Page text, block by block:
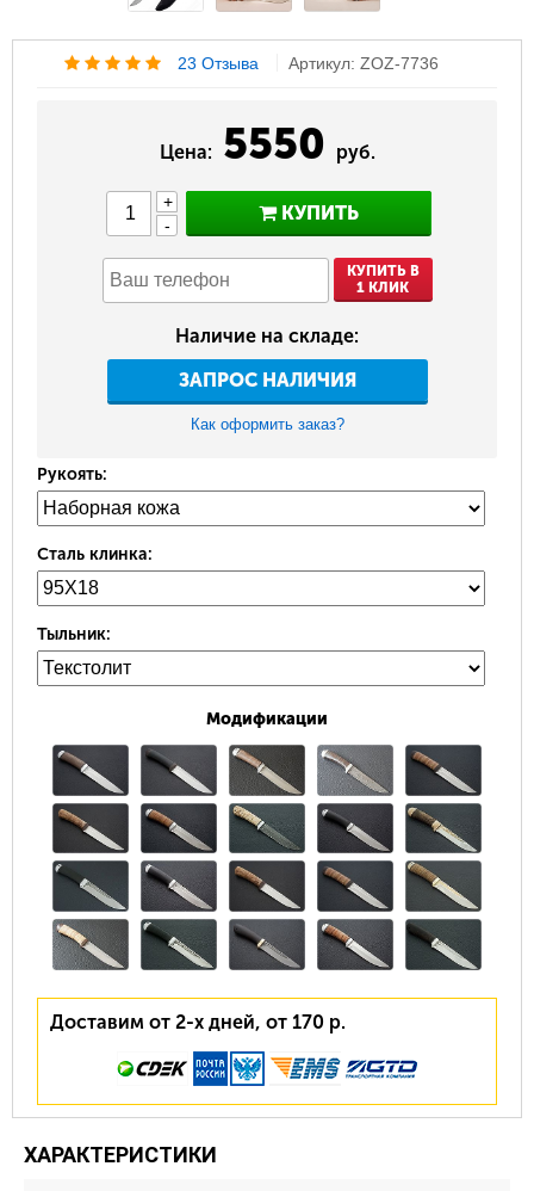
23 Отзыва Артикул: ZOZ-7736
Цена: 5550 руб.
+
-
КУПИТЬ
КУПИТЬ В
1 КЛИК
Наличие на складе:
ЗАПРОС НАЛИЧИЯ
Как оформить заказ?
Рукоять:
Сталь клинка:
Тыльник:
Модификации
Доставим от 2-х дней, от 170 р.
ХАРАКТЕРИСТИКИ